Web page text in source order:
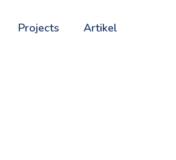
Projects Artikel